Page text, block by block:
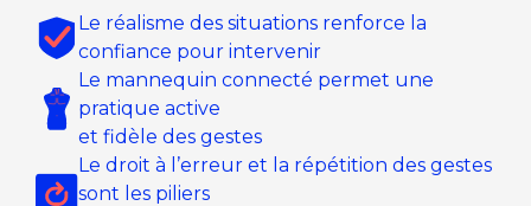
Le réalisme des situations renforce la
confiance pour intervenir
Le mannequin connecté permet une
pratique active
et fidèle des gestes
Le droit à l’erreur et la répétition des gestes
sont les piliers